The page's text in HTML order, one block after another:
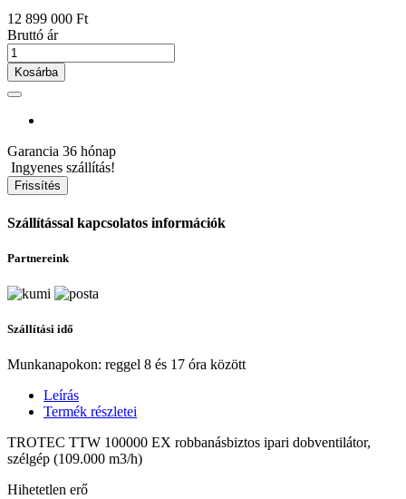
12 899 000 Ft
Bruttó ár
Kosárba
Garancia 36 hónap
Ingyenes szállítás!
Szállítással kapcsolatos információk
Partnereink
Szállítási idő
Munkanapokon: reggel 8 és 17 óra között
Leírás
Termék részletei
TROTEC TTW 100000 EX robbanásbiztos ipari dobventilátor,
szélgép (109.000 m3/h)
Hihetetlen erő